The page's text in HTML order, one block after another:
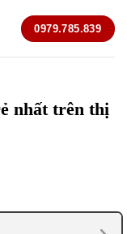
0979.785.839
nhất trên thị